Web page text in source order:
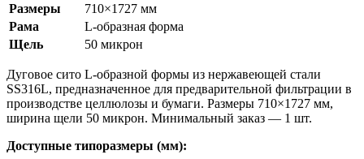
Размеры
710×1727 мм
Рама
L-образная форма
Щель
50 микрон
Дуговое сито L-образной формы из нержавеющей стали
SS316L, предназначенное для предварительной фильтрации в
производстве целлюлозы и бумаги. Размеры 710×1727 мм,
ширина щели 50 микрон. Минимальный заказ — 1 шт.
Доступные типоразмеры (мм):